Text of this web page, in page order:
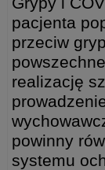
pacjenta
przeciw
realizację
powinny
systemu